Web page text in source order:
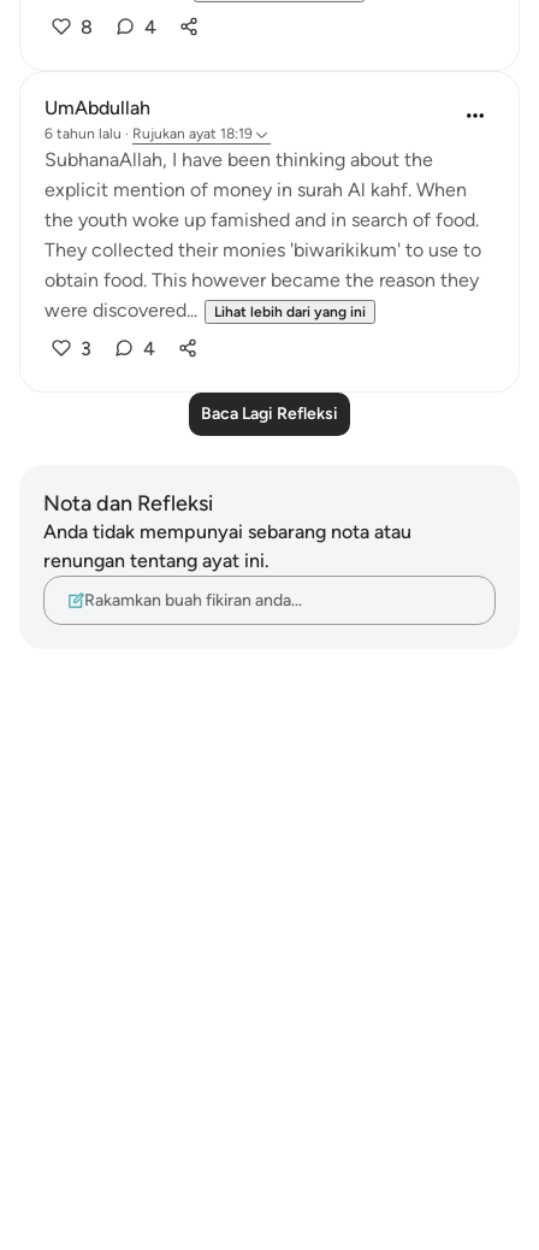
8 4
UmAbdullah
6 tahun lalu · Rujukan ayat 18:19
SubhanaAllah, I have been thinking about the
explicit mention of money in surah Al kahf. When
the youth woke up famished and in search of food.
They collected their monies 'biwarikikum' to use to
obtain food. This however became the reason they
were discovered...
Lihat lebih dari yang ini
3 4
Baca Lagi Refleksi
Nota dan Refleksi
Anda tidak mempunyai sebarang nota atau
renungan tentang ayat ini.
Rakamkan buah fikiran anda…